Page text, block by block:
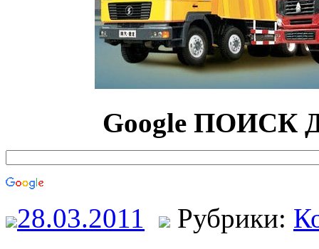
Google ПОИСК
28.03.2011 Рубрики: